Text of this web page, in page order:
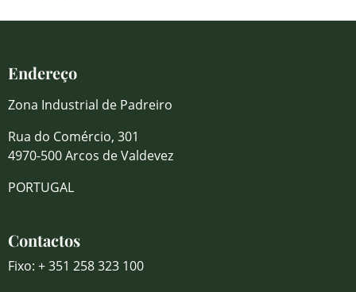
Endereço
Zona Industrial de Padreiro
Rua do Comércio, 301
4970-500 Arcos de Valdevez
PORTUGAL
Contactos
Fixo: + 351 258 323 100